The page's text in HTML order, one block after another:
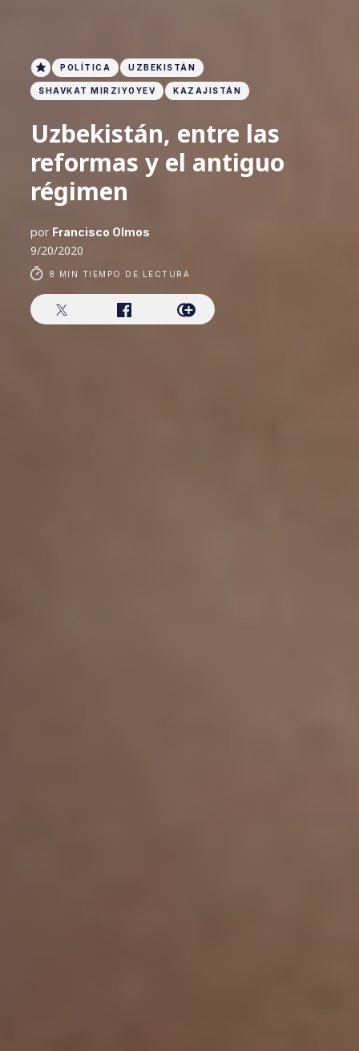
POLÍTICA UZBEKISTÁN
SHAVKAT MIRZIYOYEV KAZAJISTÁN
Uzbekistán, entre las
reformas y el antiguo
régimen
por Francisco Olmos
9/20/2020
8 MIN TIEMPO DE LECTURA